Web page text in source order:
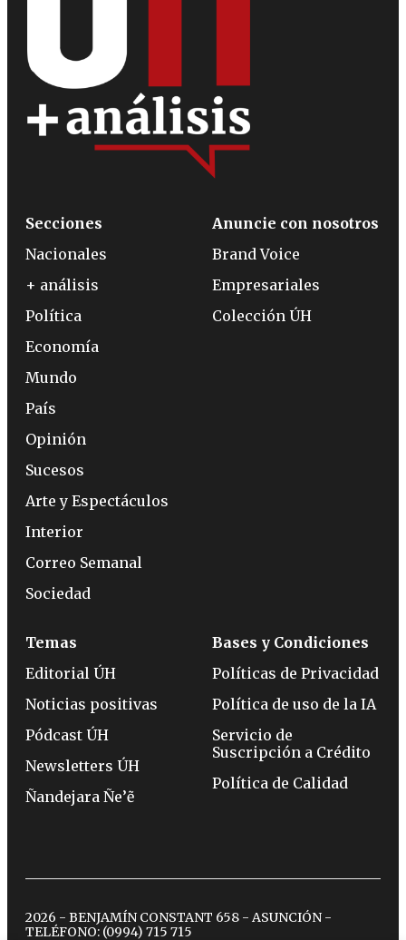
Secciones
Nacionales
+ análisis
Política
Economía
Mundo
País
Opinión
Sucesos
Arte y Espectáculos
Interior
Correo Semanal
Sociedad
Anuncie con nosotros
Brand Voice
Empresariales
Colección ÚH
Temas
Editorial ÚH
Noticias positivas
Pódcast ÚH
Newsletters ÚH
Ñandejara Ñe’ẽ
Bases y Condiciones
Políticas de Privacidad
Política de uso de la IA
Servicio de
Suscripción a Crédito
Política de Calidad
2026 - BENJAMÍN CONSTANT 658 - ASUNCIÓN -
TELÉFONO: (0994) 715 715